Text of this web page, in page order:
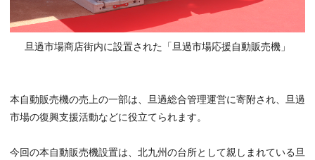
旦過市場商店街内に設置された「旦過市場応援自動販売機」
本自動販売機の売上の一部は、旦過総合管理運営に寄附され、旦過
市場の復興支援活動などに役立てられます。
今回の本自動販売機設置は、北九州の台所として親しまれている旦